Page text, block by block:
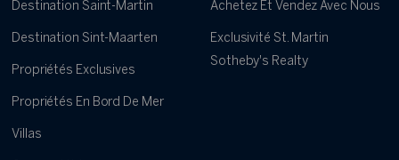
Destination Saint-Martin
Destination Sint-Maarten
Propriétés Exclusives
Propriétés En Bord De Mer
Villas
Achetez Et Vendez Avec Nous
Exclusivité St. Martin
Sotheby's Realty